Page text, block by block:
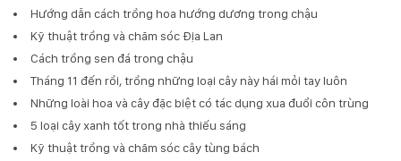
Hướng dẫn cách trồng hoa hướng dương trong chậu
Kỹ thuật trồng và chăm sóc Địa Lan
Cách trồng sen đá trong chậu
Tháng 11 đến rồi, trồng những loại cây này hái mỏi tay luôn
Những loài hoa và cây đặc biệt có tác dụng xua đuổi côn trùng
5 loại cây xanh tốt trong nhà thiếu sáng
Kỹ thuật trồng và chăm sóc cây tùng bách